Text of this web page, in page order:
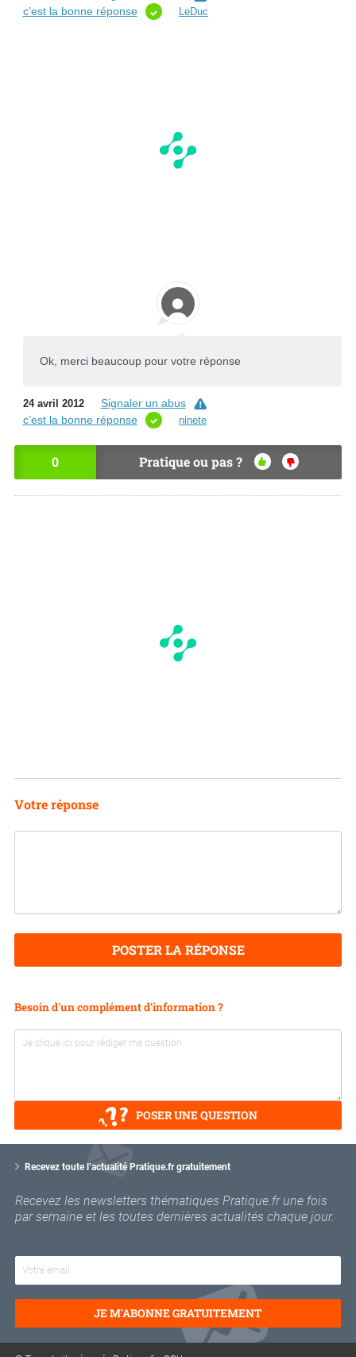
c’est la bonne réponse
LeDuc
Ok, merci beaucoup pour votre réponse
24 avril 2012
Signaler un abus
c’est la bonne réponse
ninete
0 Pratique ou pas ?
OU
I
NO
Votre réponse
POSTER LA RÉPONSE
Besoin d'un complément d'information ?
POSER UNE QUESTION
Recevez toute l’actualité Pratique.fr gratuitement
Recevez les newsletters thématiques Pratique.fr une fois
par semaine et les toutes dernières actualités chaque jour.
o
r
e
e
JE M'ABONNE GRATUITEMENT